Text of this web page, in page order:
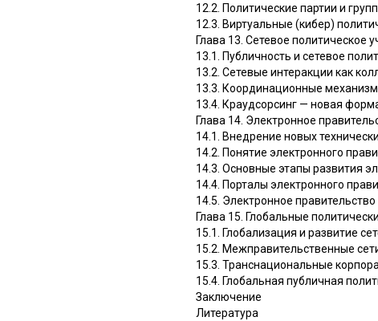
12.2. Политические партии и
12.3. Виртуальные (кибер)
Глава 13. Сетевое политическое
13.1. Публичность и сетевое
13.2. Сетевые интеракции как
13.3. Координационные
13.4. Краудсорсинг — новая
Глава 14. Электронное
14.1. Внедрение новых
14.2. Понятие электронного
14.3. Основные этапы развития
14.4. Порталы электронного
14.5. Электронное правительство
Глава 15. Глобальные
15.1. Глобализация и развитие
15.2. Межправительственные
15.3. Транснациональные
15.4. Глобальная публичная
Заключение
Литература